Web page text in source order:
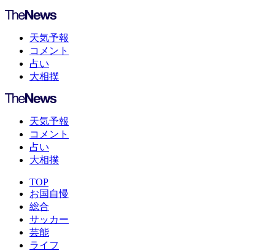
天気予報
コメント
占い
大相撲
天気予報
コメント
占い
大相撲
TOP
お国自慢
総合
サッカー
芸能
ライフ